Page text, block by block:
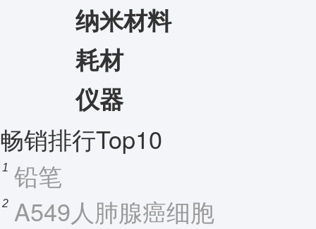
纳米材料
耗材
仪器
畅销排行Top10
1 铅笔
2 A549人肺腺癌细胞